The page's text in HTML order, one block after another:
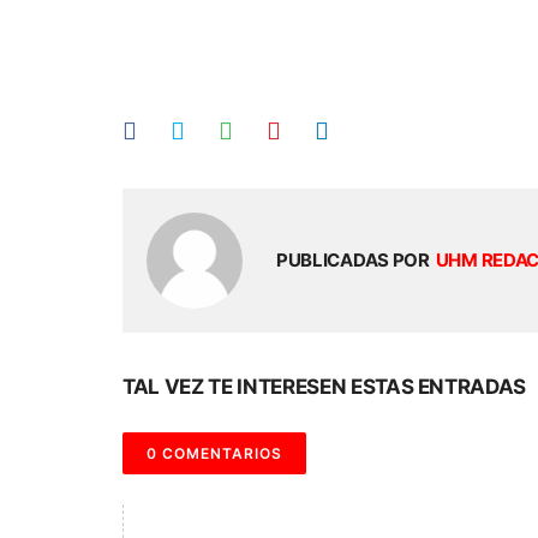
PUBLICADAS POR UHM
TAL VEZ TE INTERESEN ESTAS ENTRADAS
0 COMENTARIOS